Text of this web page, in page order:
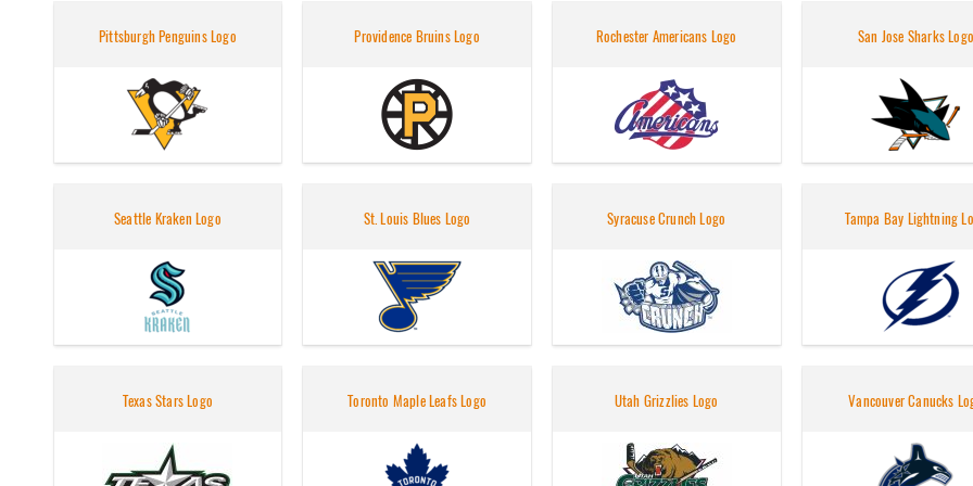
Pittsburgh Penguins Logo Providence Bruins Logo Rochester Americans Logo San Jose Sharks Logo
Seattle Kraken Logo St. Louis Blues Logo Syracuse Crunch Logo Tampa Bay Lightning
Texas Stars Logo Toronto Maple Leafs Logo Utah Grizzlies Logo Vancouver Canucks